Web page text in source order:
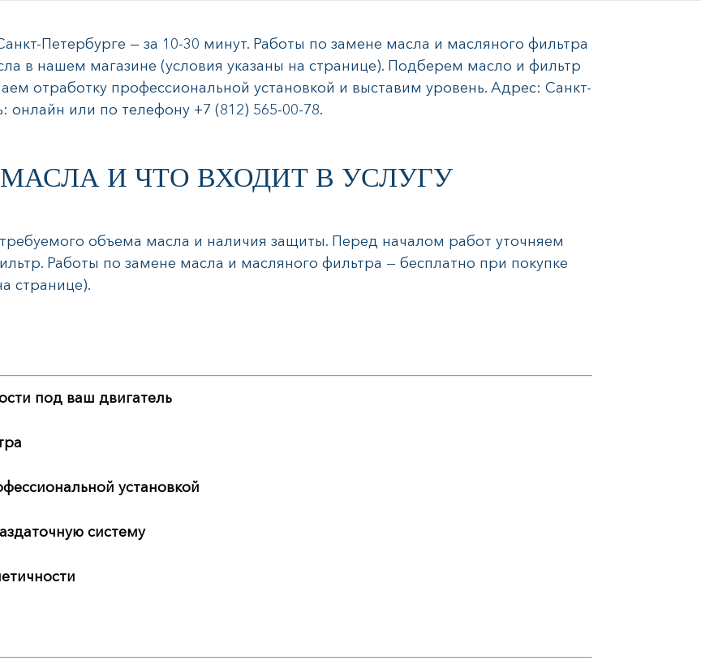
Петербурге — за 10-30 минут. Работы по замене масла и масляного фильтра
в нашем магазине (условия указаны на странице). Подберем масло и фильтр
отработку профессиональной установкой и выставим уровень. Адрес: Санкт-
онлайн или по телефону +7 (812) 565-00-78.
И ЧТО ВХОДИТ В УСЛУГУ
объема масла и наличия защиты. Перед началом работ уточняем
Работы по замене масла и масляного фильтра — бесплатно при покупке
странице).
под ваш двигатель
установкой
систему